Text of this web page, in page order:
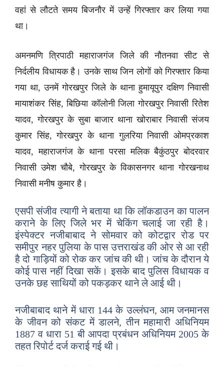
वहां से लौटते समय बिजनौर में उन्हें गिरफ्तार कर लिया गया
था।
अमनमणि त्रिपाठी महाराजगंज जिले की नौतनवा सीट से
निर्दलीय विधायक है। उनके साथ जिन लोगों को गिरफ्तार किया
गया था, उनमें गोरखपुर जिले के थाना हुमायूपुर दक्षिण निवासी
मायाशंकर सिंह, बिछिया कॉलोनी जिला गोरखपुर निवासी रितेश
यादव, गोरखपुर के सुबा बाजार थाना खोराबार निवासी संजय
कुमार सिंह, गोरखपुर के थाना गुलरिया निवासी ओमप्रकाश
यादव, महाराजगंज के थाना परसा मलिक बैकुंठपुर बोदरवार
निवासी उमेश चौबे, गोरखपुर के विकासनगर थाना गोरखनाथ
निवासी मनीष कुमार है।
एसपी संजीव त्यागी ने बताया था कि लॉकडाउन का पालन
कराने के लिए जिले भर में चेकिंग चलाई जा रही है।
इंस्पेक्टर नजीबाबाद ने सोमवार को कोटद्वार रोड पर
समीपुर नहर पुलिया के पास उत्तराखंड की ओर से आ रही
है दो गाड़ियों को रोक कर जांच की थी। जांच के दौरान ये
कोई पास नहीं दिखा सकें। इसके बाद पुलिस विधायक व
उनके छह साथियों को पकड़कर थाने ले आई थी।
नजीबाबाद थाने में धारा 144 के उल्लंघन, आम जनमानस
के जीवन को संकट में डालने, तीन महामारी अधिनियम
1887 व धारा 51 बी आपदा प्रबंधन अधिनियम 2005 के
तहत रिपोर्ट दर्ज कराई गई थी।